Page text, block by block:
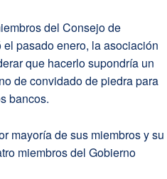
del Consejo de
pasado enero, la asociación
que hacerlo supondría un
de convidado de piedra para
bancos.
mayoría de sus miembros y su
miembros del Gobierno